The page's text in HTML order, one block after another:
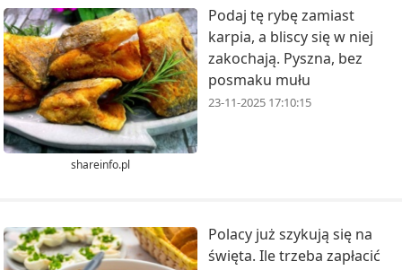
shareinfo.pl
Podaj tę rybę zamiast
karpia, a bliscy się w niej
zakochają. Pyszna, bez
posmaku mułu
23-11-2025 17:10:15
Polacy już szykują się na
święta. Ile trzeba zapłacić